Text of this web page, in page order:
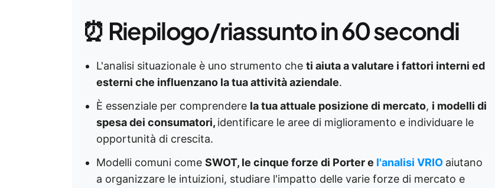
⏰ Riepilogo/riassunto in 60 secondi
L'analisi situazionale è uno strumento che ti aiuta a valutare i fattori interni ed
esterni che influenzano la tua attività aziendale.
È essenziale per comprendere la tua attuale posizione di mercato, i modelli di
spesa dei consumatori, identificare le aree di miglioramento e individuare le
opportunità di crescita.
Modelli comuni come SWOT, le cinque forze di Porter e l'analisi VRIO aiutano
a organizzare le intuizioni, studiare l'impatto delle varie forze di mercato e